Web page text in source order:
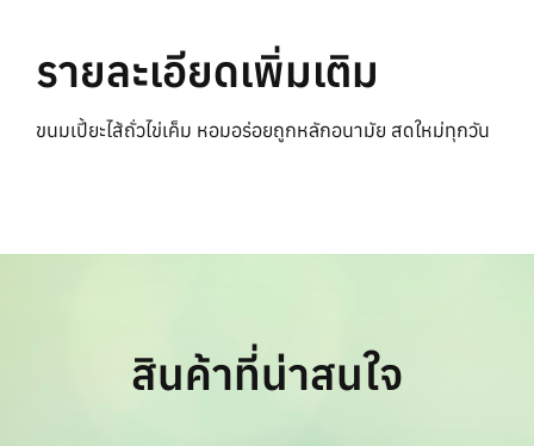
รายละเอียดเพิ่มเติม
ขนมเปี้ยะไส้ถั่วไข่เค็ม หอมอร่อยถูกหลักอนามัย สดใหม่ทุกวัน
สินค้าที่น่าสนใจ